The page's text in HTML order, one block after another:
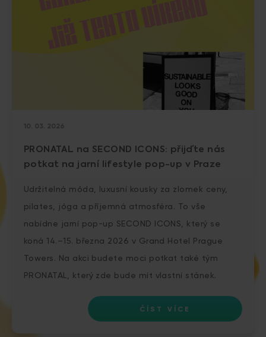
10. 03. 2026
PRONATAL na SECOND ICONS: přijďte nás
potkat na jarní lifestyle pop-up v Praze
Udržitelná móda, luxusní kousky za zlomek ceny,
pilates, jóga a příjemná atmosféra. To vše
nabídne jarní pop-up SECOND ICONS, který se
koná 14.–15. března 2026 v Grand Hotel Prague
Towers. Na akci budete moci potkat také tým
PRONATAL, který zde bude mít vlastní stánek.
ČÍST VÍCE